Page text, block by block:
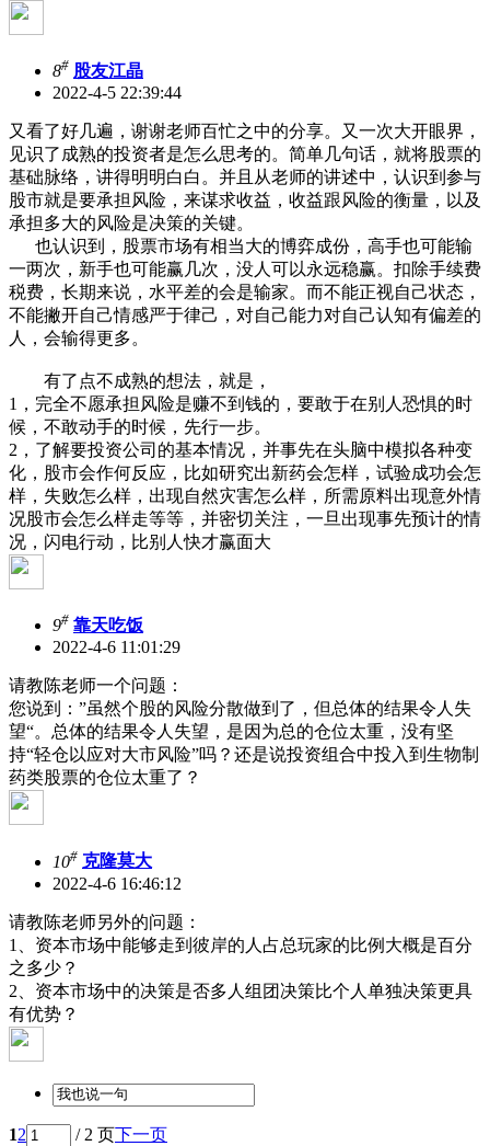
8# 股友江晶
2022-4-5 22:39:44
又看了好几遍，谢谢老师百忙之中的分享。又一次大开眼界，
见识了成熟的投资者是怎么思考的。简单几句话，就将股票的
基础脉络，讲得明明白白。并且从老师的讲述中，认识到参与
股市就是要承担风险，来谋求收益，收益跟风险的衡量，以及
承担多大的风险是决策的关键。
也认识到，股票市场有相当大的博弈成份，高手也可能输
一两次，新手也可能赢几次，没人可以永远稳赢。扣除手续费
税费，长期来说，水平差的会是输家。而不能正视自己状态，
不能撇开自己情感严于律己，对自己能力对自己认知有偏差的
人，会输得更多。
有了点不成熟的想法，就是，
1，完全不愿承担风险是赚不到钱的，要敢于在别人恐惧的时
候，不敢动手的时候，先行一步。
2，了解要投资公司的基本情况，并事先在头脑中模拟各种变
化，股市会作何反应，比如研究出新药会怎样，试验成功会怎
样，失败怎么样，出现自然灾害怎么样，所需原料出现意外情
况股市会怎么样走等等，并密切关注，一旦出现事先预计的情
况，闪电行动，比别人快才赢面大
9# 靠天吃饭
2022-4-6 11:01:29
请教陈老师一个问题：
您说到：”虽然个股的风险分散做到了，但总体的结果令人失
望“。总体的结果令人失望，是因为总的仓位太重，没有坚
持“轻仓以应对大市风险”吗？还是说投资组合中投入到生物制
药类股票的仓位太重了？
10# 克隆莫大
2022-4-6 16:46:12
请教陈老师另外的问题：
1、资本市场中能够走到彼岸的人占总玩家的比例大概是百分
之多少？
2、资本市场中的决策是否多人组团决策比个人单独决策更具
有优势？
12 / 2 页下一页